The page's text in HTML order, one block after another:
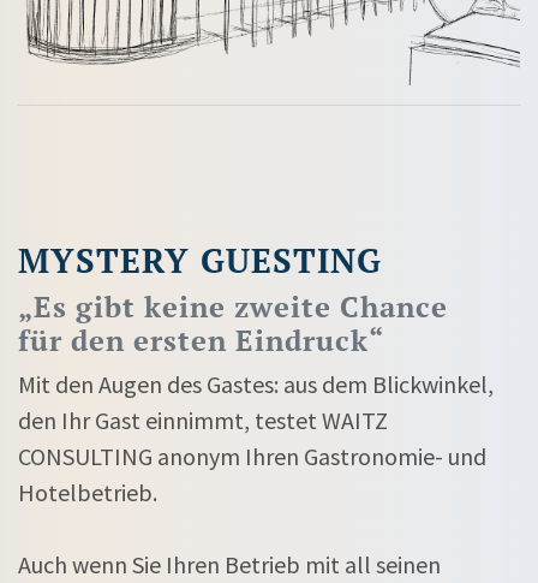
MYSTERY GUESTING
„Es gibt keine zweite Chance
für den ersten Eindruck“
Mit den Augen des Gastes: aus dem Blickwinkel,
den Ihr Gast einnimmt, testet WAITZ
CONSULTING anonym Ihren Gastronomie- und
Hotelbetrieb.
Auch wenn Sie Ihren Betrieb mit all seinen